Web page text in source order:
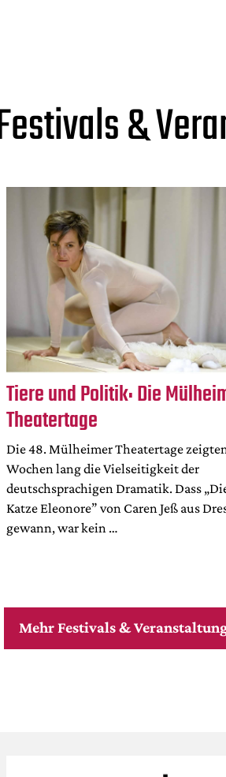
&
Tiere und Politik: Die
Theatertage
Die 48. Mülheimer Theatertage
Wochen lang die Vielseitigkeit der
deutschsprachigen Dramatik. Dass
Katze Eleonore” von Caren Jeß aus
gewann, war kein …
Mehr Festivals &